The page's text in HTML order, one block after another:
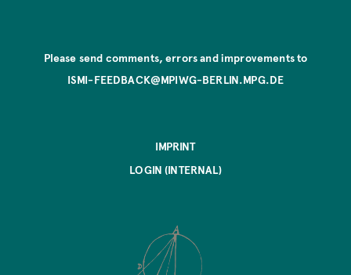
Please send comments, errors and improvements to
ISMI-FEEDBACK@MPIWG-BERLIN.MPG.DE
IMPRINT
LOGIN (INTERNAL)